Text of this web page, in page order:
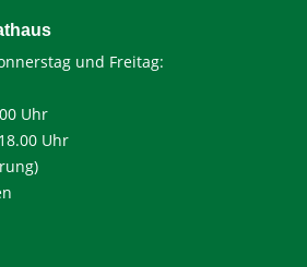
und Freitag:
Uhr
Uhr